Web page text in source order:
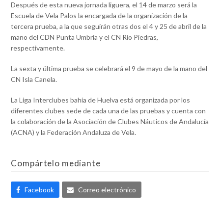
Después de esta nueva jornada liguera, el 14 de marzo será la
Escuela de Vela Palos la encargada de la organización de la
tercera prueba, a la que seguirán otras dos el 4 y 25 de abril de la
mano del CDN Punta Umbría y el CN Río Piedras,
respectivamente.
La sexta y última prueba se celebrará el 9 de mayo de la mano del
CN Isla Canela.
La Liga Interclubes bahía de Huelva está organizada por los
diferentes clubes sede de cada una de las pruebas y cuenta con
la colaboración de la Asociación de Clubes Náuticos de Andalucía
(ACNA) y la Federación Andaluza de Vela.
Compártelo mediante
Facebook Correo electrónico